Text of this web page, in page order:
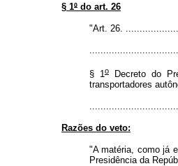
§ 1º do art. 26
"Art. 26.
§ 1oDecreto do
transportadores
Razões do veto:
"A matéria, como já
Presidência da